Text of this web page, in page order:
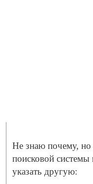
Не знаю почему,
поисковой
указать другую: